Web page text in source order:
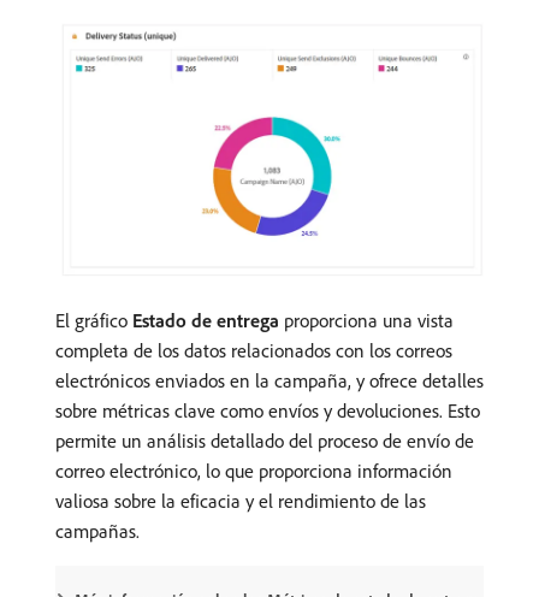
El gráfico Estado de entrega proporciona una vista
completa de los datos relacionados con los correos
electrónicos enviados en la campaña, y ofrece detalles
sobre métricas clave como envíos y devoluciones. Esto
permite un análisis detallado del proceso de envío de
correo electrónico, lo que proporciona información
valiosa sobre la eficacia y el rendimiento de las
campañas.